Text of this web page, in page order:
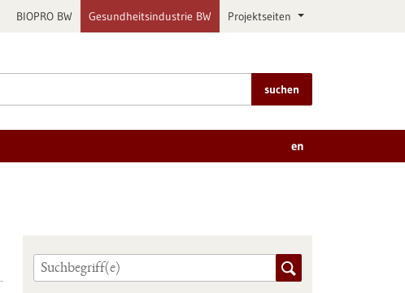
BIOPRO BW Gesundheitsindustrie BW Projektseiten
suchen
en